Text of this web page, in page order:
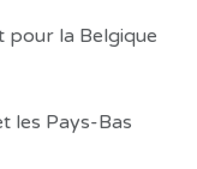
pour la Belgique
les Pays-Bas